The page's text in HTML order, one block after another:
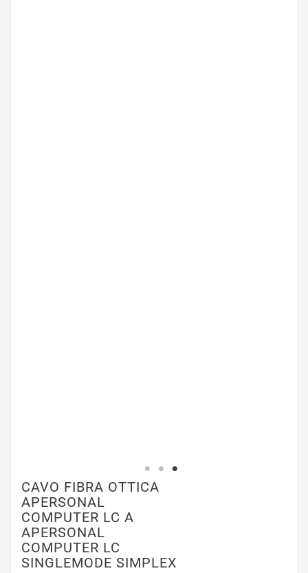
CAVO FIBRA OTTICA
APERSONAL
COMPUTER LC A
APERSONAL
COMPUTER LC
SINGLEMODE SIMPLEX